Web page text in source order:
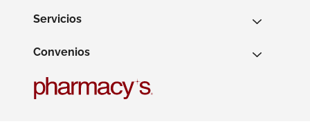
Servicios
Convenios